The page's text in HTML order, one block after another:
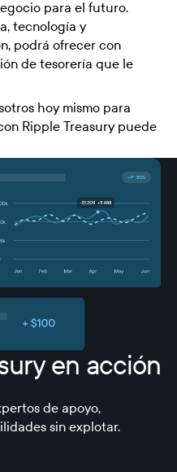
para el futuro.
tecnología y
podrá ofrecer con
de tesorería que le
hoy mismo para
Ripple Treasury puede
en acción
de apoyo,
sin explotar.